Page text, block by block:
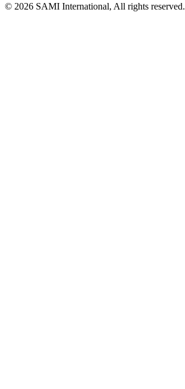
© 2026 SAMI International, All rights reserved.